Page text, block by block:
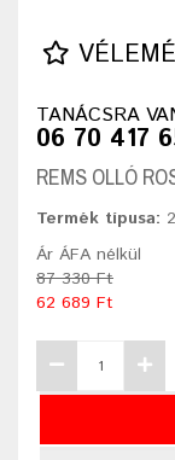
TANÁCSRA
06 70 417
REMS OLLÓ
Termék típusa:
Ár ÁFA nélkül
87 330 Ft
62 689 Ft